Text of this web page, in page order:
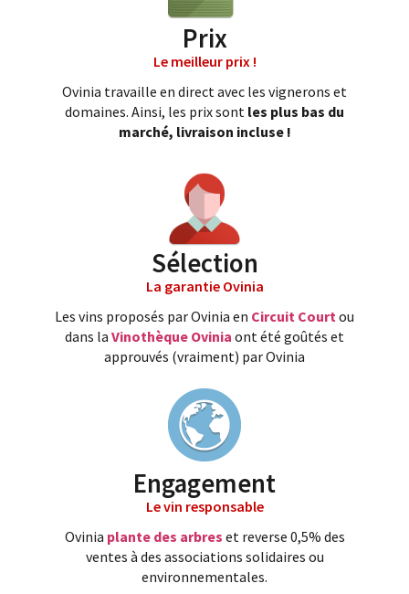
Prix
Le meilleur prix !
Ovinia travaille en direct avec les vignerons et
domaines. Ainsi, les prix sont les plus bas du
marché, livraison incluse !
Sélection
La garantie Ovinia
Les vins proposés par Ovinia en Circuit Courtou
dans la Vinothèque Ovinia ont été goûtés et
approuvés (vraiment) par Ovinia
Engagement
Le vin responsable
Ovinia plante des arbres et reverse 0,5% des
ventes à des associations solidaires ou
environnementales.